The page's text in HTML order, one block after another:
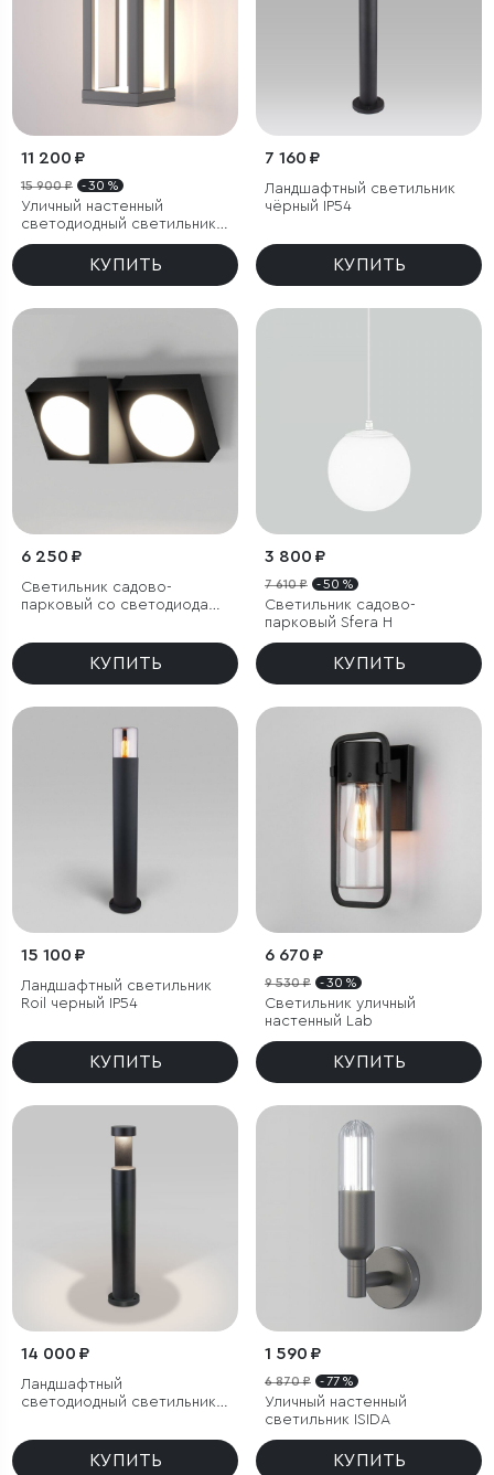
11 200 ₽
15 900 ₽ - 30 %
Уличный настенный
светодиодный светильник
Frame LED IP54
КУПИТЬ
7 160 ₽
Ландшафтный светильник
чёрный IP54
КУПИТЬ
6 250 ₽
Светильник садово-
парковый со светодиодами
КУПИТЬ
3 800 ₽
7 610 ₽ - 50 %
Светильник садово-
парковый Sfera H
КУПИТЬ
15 100 ₽
Ландшафтный светильник
Roil черный IP54
КУПИТЬ
6 670 ₽
9 530 ₽ - 30 %
Светильник уличный
настенный Lab
КУПИТЬ
14 000 ₽
Ландшафтный
светодиодный светильник
КУПИТЬ
1 590 ₽
6 870 ₽ - 77 %
Уличный настенный
светильник ISIDA
КУПИТЬ